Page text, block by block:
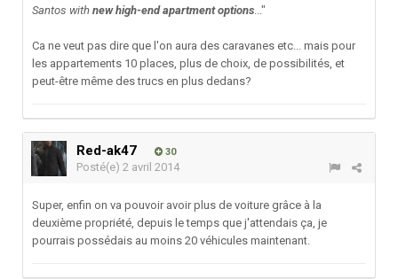
Santos with new high-end apartment options ..."
Ca ne veut pas dire que l'on aura des caravanes etc... mais pour
les appartements 10 places, plus de choix, de possibilités, et
peut-être même des trucs en plus dedans?
Red-ak47 30
Posté(e) 2 avril 2014
Super, enfin on va pouvoir avoir plus de voiture grâce à la
deuxième propriété, depuis le temps que j'attendais ça, je
pourrais possédais au moins 20 véhicules maintenant.